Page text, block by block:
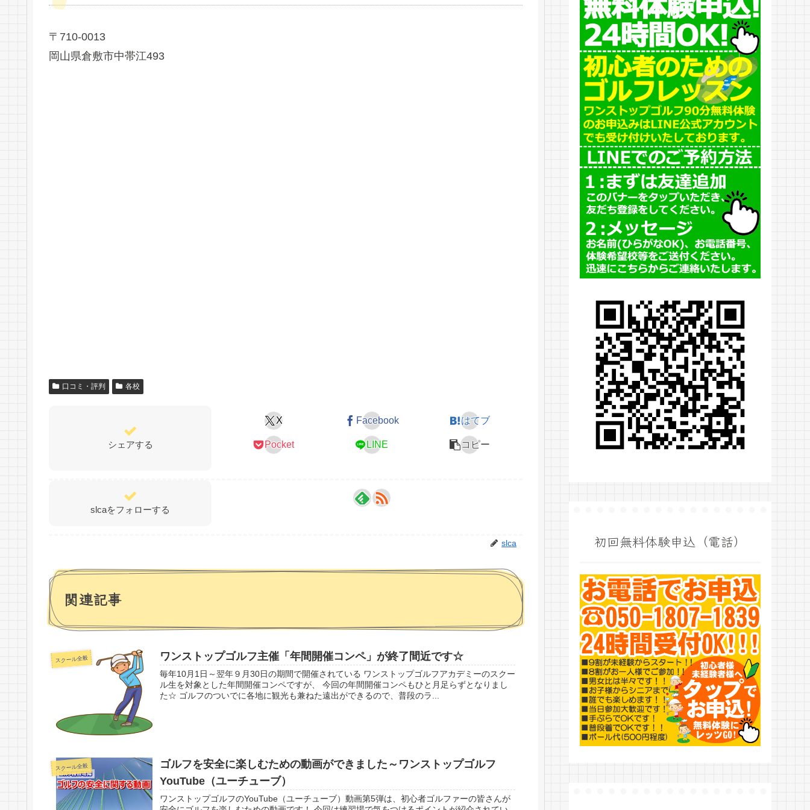
〒710-0013
岡山県倉敷市中帯江493
口コミ・評判 各校
シェアする
X Facebook はてブ
Pocket LINE コピー
slcaをフォローする
slca
関連記事
スクール全般 ワンストップゴルフ主催「年間開催コンペ」が終了間近です☆
毎年10月1日～翌年９月30日の期間で開催されている ワンストップゴルフアカデミーのスクー
ル生を対象とした年間開催コンペですが、 今回の年間開催コンペもひと月足らずとなりまし
た☆ ゴルフのついでに各地に観光も兼ねた遠出ができるので、普段のラ...
スクール全般
ゴルフを安全に楽しむための動画ができました～ワンストップゴルフ
YouTube（ユーチューブ）
ワンストップゴルフのYouTube（ユーチューブ）動画第5弾は、初心者ゴルファーの皆さんが
初回無料体験申込（電話）